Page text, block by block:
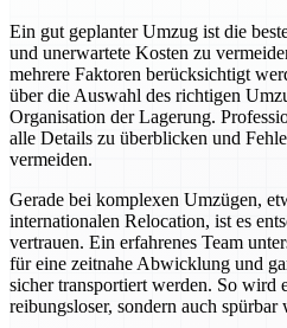
Ein gut geplanter Umzug ist die
und unerwartete Kosten zu
mehrere Faktoren berücksichtigt
über die Auswahl des richtigen
Organisation der Lagerung.
alle Details zu überblicken und
vermeiden.
Gerade bei komplexen Umzügen,
internationalen Relocation, ist es
vertrauen. Ein erfahrenes Team
für eine zeitnahe Abwicklung und
sicher transportiert werden. So wird
reibungsloser, sondern auch